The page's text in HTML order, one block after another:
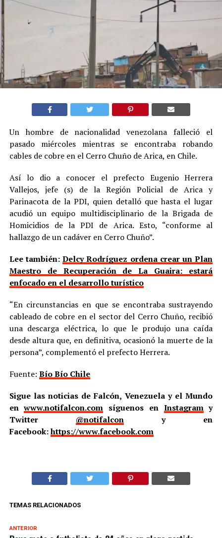
Un hombre de nacionalidad venezolana falleció el
pasado miércoles mientras se encontraba robando
cables de cobre en el Cerro Chuño de Arica, en Chile.
Así lo dio a conocer el prefecto Eugenio Herrera
Vallejos, jefe (s) de la Región Policial de Arica y
Parinacota de la PDI, quien detalló que hasta el lugar
acudió un equipo multidisciplinario de la Brigada de
Homicidios de la PDI de Arica. Esto, “conforme al
hallazgo de un cadáver en Cerro Chuño”.
Lee también:Delcy Rodríguez ordena crear un Plan
Maestro de Recuperación de La Guaira: estará
enfocado en el desarrollo turístico
“En circunstancias en que se encontraba sustrayendo
cableado de cobre en el sector del Cerro Chuño, recibió
una descarga eléctrica, lo que le produjo una caída
desde altura que, en definitiva, ocasionó la muerte de la
persona”, complementó el prefecto Herrera.
Fuente: Bío Bío Chile
Sigue las noticias de Falcón, Venezuela y el Mundo
enwww.notifalcon.com síguenos en Instagramy
Twitter @notifalcony en
Facebook:https://www.facebook.com
TEMAS RELACIONADOS
ANTERIOR